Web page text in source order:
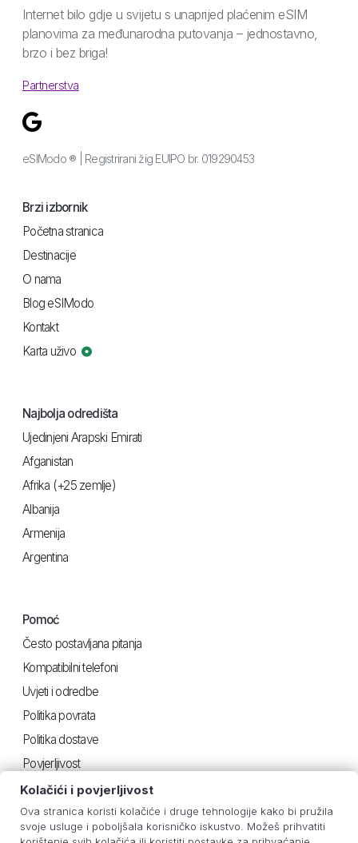
Internet bilo gdje u svijetu s unaprijed plaćenim eSIM
planovima za međunarodna putovanja – jednostavno,
brzo i bez briga!
Partnerstva
eSIModo ® | Registrirani žig EUIPO br. 019290453
Brzi izbornik
Početna stranica
Destinacije
O nama
Blog eSIModo
Kontakt
Karta uživo
Najbolja odredišta
Ujedinjeni Arapski Emirati
Afganistan
Afrika (+25 zemlje)
Albanija
Armenija
Argentina
Pomoć
Često postavljana pitanja
Kompatibilni telefoni
Uvjeti i odredbe
Politika povrata
Politika dostave
Povjerljivost
Korisno
Kolačići i povjerljivost
Ova stranica koristi kolačiće i druge tehnologije kako bi pružila
svoje usluge i poboljšala korisničko iskustvo. Možeš prihvatiti